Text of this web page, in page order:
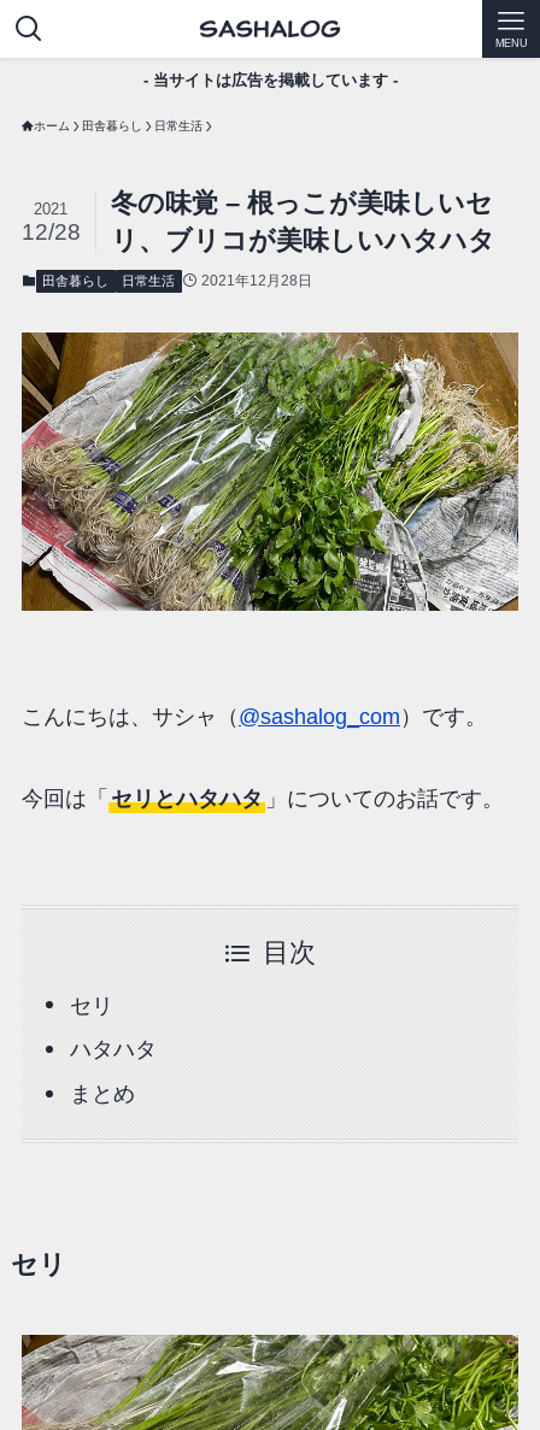
MENU
- 当サイトは広告を掲載しています -
ホーム 田舎暮らし 日常生活
冬の味覚 – 根っこが美味しいセ
リ、ブリコが美味しいハタハタ
2021
12/28
田舎暮らし 日常生活 2021年12月28日
こんにちは、サシャ（ @sashalog_com ）です。
今回は「 セリとハタハタ」についてのお話です。
目次
セリ
ハタハタ
まとめ
セリ